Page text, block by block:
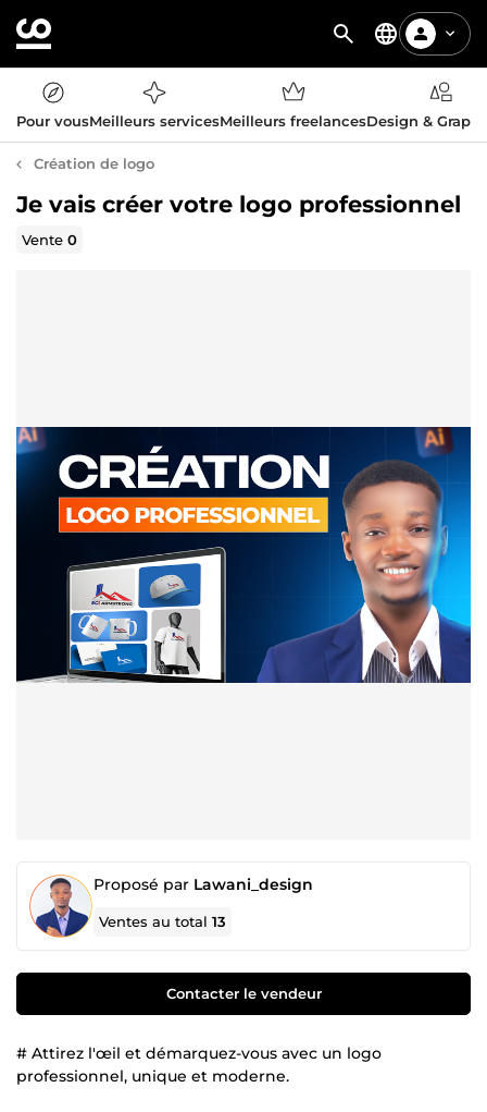
Pour vousMeilleurs servicesMeilleurs freelancesDesign &
Création de logo
Je vais créer votre logo professionnel
Vente0
Proposé par Lawani_design
Ventes au total13
Contacter le vendeur
# Attirez l'œil et démarquez-vous avec un logo
professionnel, unique et moderne.